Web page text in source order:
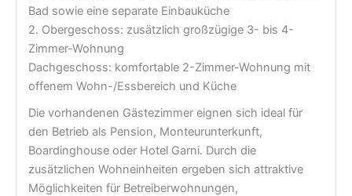
Bad sowie eine separate Einbauküche
2. Obergeschoss: zusätzlich großzügige 3- bis 4-
Zimmer-Wohnung
Dachgeschoss: komfortable 2-Zimmer-Wohnung mit
offenem Wohn-/Essbereich und Küche
Die vorhandenen Gästezimmer eignen sich ideal für
den Betrieb als Pension, Monteurunterkunft,
Boardinghouse oder Hotel Garni. Durch die
zusätzlichen Wohneinheiten ergeben sich attraktive
Möglichkeiten für Betreiberwohnungen,